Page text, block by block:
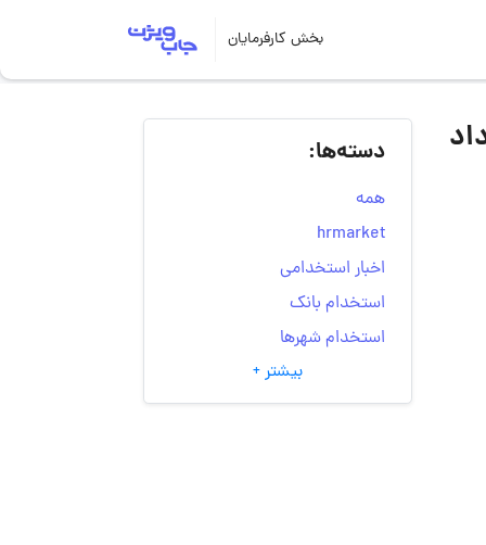
بخش کارفرمایان
سرو سبز روشا | ۱۹ خرداد دسته‌ها:
همه
hrmarket
اخبار استخدامی
استخدام بانک
استخدام شهرها
انتخاب مسیر شغلی
به‌روزرسانی‌های سایت
بیشتر +